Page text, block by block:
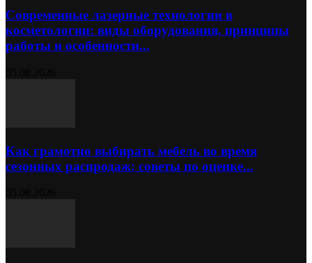
Современные лазерные технологии в
косметологии: виды оборудования, принципы
работы и особенности...
Как грамотно выбирать мебель во время
сезонных распродаж: советы по оценке...